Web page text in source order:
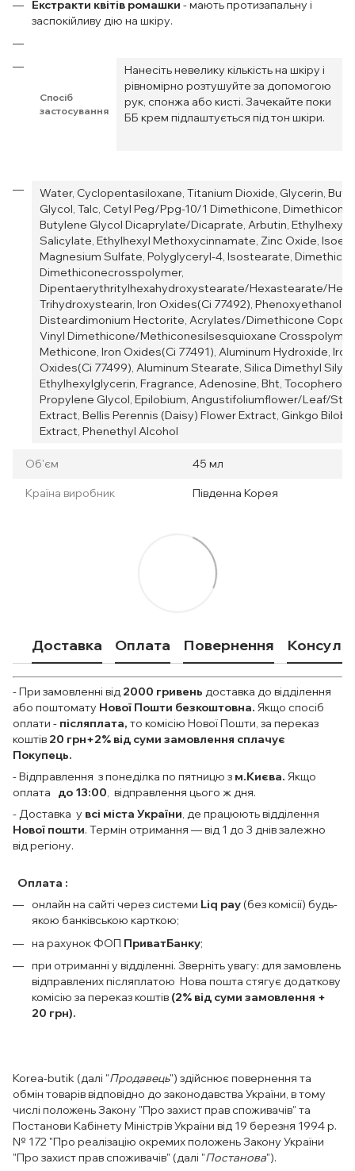
Екстракти квітів ромашки - мають протизапальну і
заспокійливу дію на шкіру.
Спосіб
застосування
Нанесіть невелику кількість на шкіру і
рівномірно розтушуйте за допомогою
рук, спонжа або кисті. Зачекайте поки
ББ крем підлаштується під тон шкіри.
Water, Cyclopentasiloxane, Titanium Dioxide, Glycerin,
Glycol, Talc, Cetyl Peg/Ppg-10/1 Dimethicone, Dimethicone,
Butylene Glycol Dicaprylate/Dicaprate, Arbutin, Ethylhexyl
Salicylate, Ethylhexyl Methoxycinnamate, Zinc Oxide,
Magnesium Sulfate, Polyglyceryl-4, Isostearate,
Dimethiconecrosspolymer,
Dipentaerythritylhexahydroxystearate/Hexastearate/
Trihydroxystearin, Iron Oxides(Ci 77492), Phenoxyethanol,
Disteardimonium Hectorite, Acrylates/Dimethicone
Vinyl Dimethicone/Methiconesilsesquioxane
Methicone, Iron Oxides(Ci 77491), Aluminum Hydroxide, Iron
Oxides(Ci 77499), Aluminum Stearate, Silica Dimethyl
Ethylhexylglycerin, Fragrance, Adenosine, Bht, Tocopherol,
Propylene Glycol, Epilobium, Angustifoliumflower/Leaf/
Extract, Bellis Perennis (Daisy) Flower Extract, Ginkgo
Extract, Phenethyl Alcohol
Об'єм 45 мл
Країна виробник Південна Корея
Доставка Оплата Повернення
- При замовленні від 2000 гривень доставка до відділення
або поштомату Нової Пошти безкоштовна. Якщо спосіб
оплати - післяплата, то комісію Нової Пошти, за переказ
коштів 20 грн+2% від суми замовлення сплачує
Покупець.
- Відправлення з понеділка по пятницю з м.Києва. Якщо
оплата до 13:00, відправлення цього ж дня.
- Доставка у всі міста України, де працюють відділення
Нової пошти. Термін отримання — від 1 до 3 днів залежно
від регіону.
Оплата :
онлайн на сайті через системи Liq pay (без комісії) будь-
якою банківською карткою;
на рахунок ФОП ПриватБанку;
при отриманні у відділенні. Зверніть увагу: для замовлень
відправлених післяплатою Нова пошта стягує додаткову
комісію за переказ коштів (2% від суми замовлення +
20 грн).
Korea-butik (далі "Продавець") здійснює повернення та
обмін товарів відповідно до законодавства України, в тому
числі положень Закону "Про захист прав споживачів" та
Постанови Кабінету Міністрів України від 19 березня 1994 р.
№ 172 "Про реалізацію окремих положень Закону України
"Про захист прав споживачів" (далі "Постанова").